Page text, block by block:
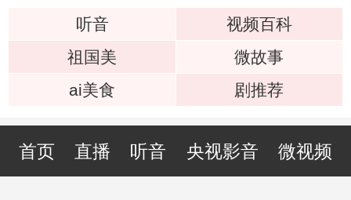
听音
视频百科
祖国美
微故事
ai美食
剧推荐
首页 直播 听音 央视影音 微视频